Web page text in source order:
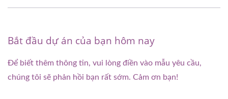
Bắt đầu dự án của bạn hôm nay
Để biết thêm thông tin, vui lòng điền vào mẫu yêu cầu,
chúng tôi sẽ phản hồi bạn rất sớm. Cảm ơn bạn!